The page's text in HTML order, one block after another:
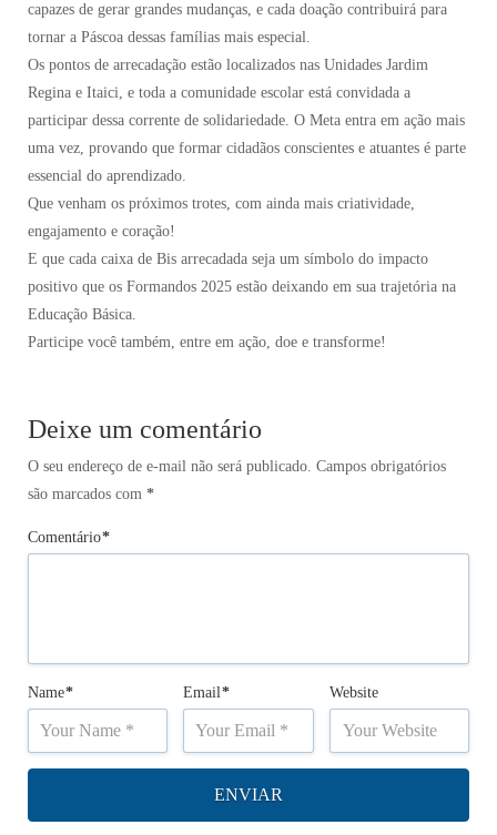
capazes de gerar grandes mudanças, e cada doação contribuirá para
tornar a Páscoa dessas famílias mais especial.
Os pontos de arrecadação estão localizados nas Unidades Jardim
Regina e Itaici, e toda a comunidade escolar está convidada a
participar dessa corrente de solidariedade. O Meta entra em ação mais
uma vez, provando que formar cidadãos conscientes e atuantes é parte
essencial do aprendizado.
Que venham os próximos trotes, com ainda mais criatividade,
engajamento e coração!
E que cada caixa de Bis arrecadada seja um símbolo do impacto
positivo que os Formandos 2025 estão deixando em sua trajetória na
Educação Básica.
Participe você também, entre em ação, doe e transforme!
Deixe um comentário
O seu endereço de e-mail não será publicado. Campos obrigatórios
são marcados com *
Comentário*
Name* Email* Website